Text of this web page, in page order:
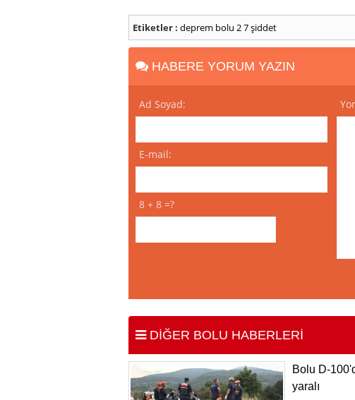
Etiketler : deprem bolu 27 şiddet
HABERE YORUM YAZIN
Ad Soyad:
E-mail:
8 + 8 =?
DİĞER BOLU HABERLERİ
Bolu D-
yaralı